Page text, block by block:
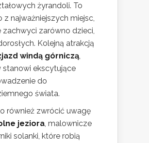
żyrandoli. To
z najważniejszych miejsc,
zachwyci zarówno dzieci,
Kolejną atrakcją
windą górniczą,
stanowi ekscytujące
do
świata.
również zwrócić uwagę
jeziora, malownicze
solanki, które robią